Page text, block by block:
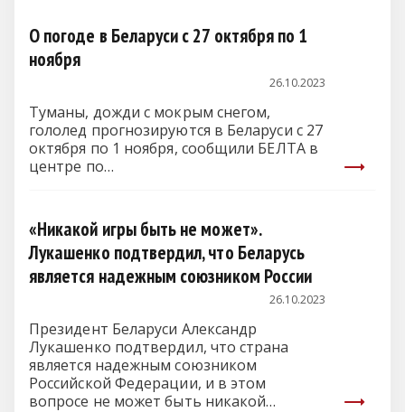
О погоде в Беларуси с 27 октября по 1
ноября
26.10.2023
Туманы, дожди с мокрым снегом,
гололед прогнозируются в Беларуси с 27
октября по 1 ноября, сообщили БЕЛТА в
центре по…
«Никакой игры быть не может».
Лукашенко подтвердил, что Беларусь
является надежным союзником России
26.10.2023
Президент Беларуси Александр
Лукашенко подтвердил, что страна
является надежным союзником
Российской Федерации, и в этом
вопросе не может быть никакой…